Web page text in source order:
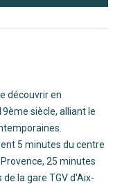
découvrir en
siècle, alliant le
5 minutes du centre
25 minutes
la gare TGV d'Aix-